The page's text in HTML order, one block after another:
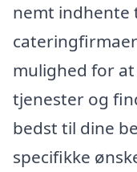
nemt indhente
mulighed for
tjenester og
bedst til dine
specifikke